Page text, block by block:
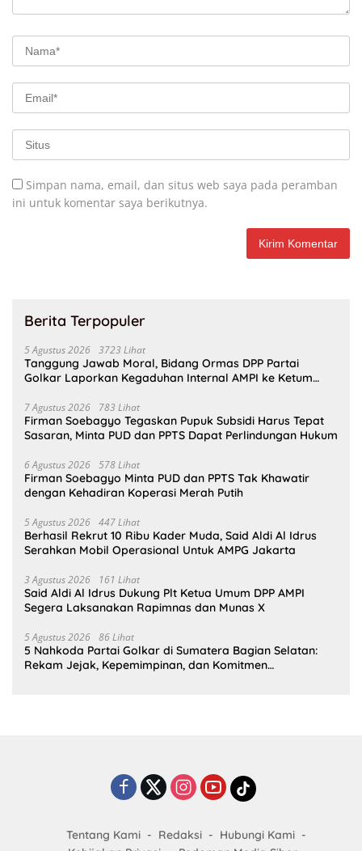
Simpan nama, email, dan situs web saya pada peramban
ini untuk komentar saya berikutnya.
Berita Terpopuler
5 Agustus 2026 3723 Lihat
Tanggung Jawab Moral, Bidang Ormas DPP Partai
Golkar Laporkan Kegaduhan Internal AMPI ke Ketum
7 Agustus 2026 783 Lihat
Firman Soebagyo Tegaskan Pupuk Subsidi Harus Tepat
Sasaran, Minta PUD dan PPTS Dapat Perlindungan Hukum
6 Agustus 2026 578 Lihat
Firman Soebagyo Minta PUD dan PPTS Tak Khawatir
dengan Kehadiran Koperasi Merah Putih
5 Agustus 2026 447 Lihat
Berhasil Rekrut 10 Ribu Kader Muda, Said Aldi Al Idrus
Serahkan Mobil Operasional Untuk AMPG Jakarta
3 Agustus 2026 161 Lihat
Said Aldi Al Idrus Dukung Plt Ketua Umum DPP AMPI
Segera Laksanakan Rapimnas dan Munas X
5 Agustus 2026 86 Lihat
5 Nahkoda Partai Golkar di Sumatera Bagian Selatan:
Rekam Jejak, Kepemimpinan, dan Komitmen
Tentang Kami Redaksi
Hubungi Kami